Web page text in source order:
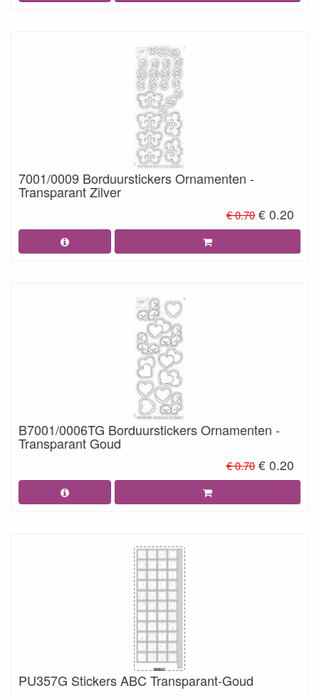
7001/0009 Borduurstickers Ornamenten -
Transparant Zilver
€ 0.70 € 0.20
B7001/0006TG Borduurstickers Ornamenten -
Transparant Goud
€ 0.70 € 0.20
PU357G Stickers ABC Transparant-Goud